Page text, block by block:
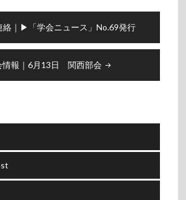
絡｜▶︎「学会ニュース」No.69発行
情報｜6月13日 関西部会